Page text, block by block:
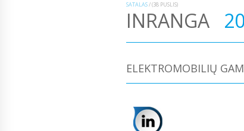
SATALAS/(38 PUSLIS)
INRANGA
ELEKTROMOBILIŲ